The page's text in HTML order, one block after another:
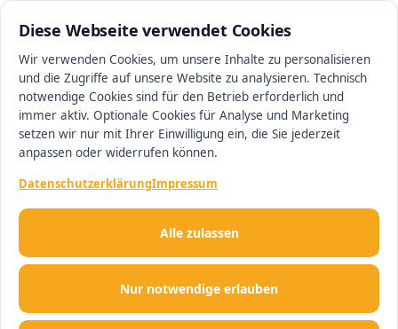
Diese Webseite verwendet Cookies
Wir verwenden Cookies, um unsere Inhalte zu personalisieren
und die Zugriffe auf unsere Website zu analysieren. Technisch
notwendige Cookies sind für den Betrieb erforderlich und
immer aktiv. Optionale Cookies für Analyse und Marketing
setzen wir nur mit Ihrer Einwilligung ein, die Sie jederzeit
anpassen oder widerrufen können.
DatenschutzerklärungImpressum
Nur notwendige erlauben
Alle zulassen